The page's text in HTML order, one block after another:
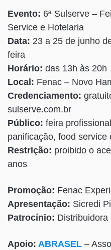
Evento: 6ª Sulserve –
Service e Hotelaria
Data: 23 a 25 de junho
feira
Horário: das 13h às 20h
Local: Fenac – Novo
Credenciamento:
sulserve.com.br
Público: feira
panificação, food service
Restrição: proibido o
anos
Promoção: Fenac
Apresentação: Sicredi
Patrocínio: Distribuidora
Apoio: ABRASEL –